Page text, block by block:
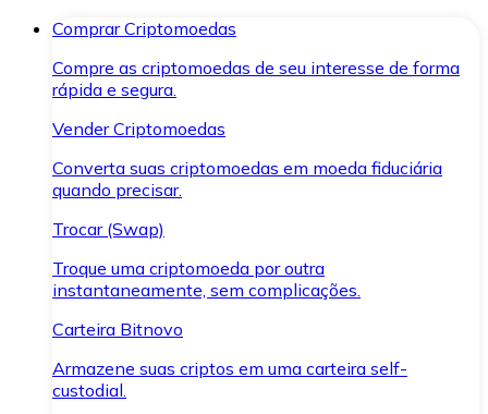
Comprar Criptomoedas
Compre as criptomoedas de seu interesse de forma
rápida e segura.
Vender Criptomoedas
Converta suas criptomoedas em moeda fiduciária
quando precisar.
Trocar (Swap)
Troque uma criptomoeda por outra
instantaneamente, sem complicações.
Carteira Bitnovo
Armazene suas criptos em uma carteira self-
custodial.